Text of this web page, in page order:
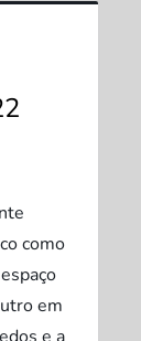
como
em